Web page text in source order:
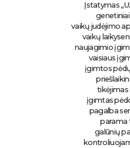
Įstatymas
vaikų judėjimo
vaikų
naujagimio
vaisiaus
įgimtos
tikėjimas
įgimtas
pagalba
parama
galūnių